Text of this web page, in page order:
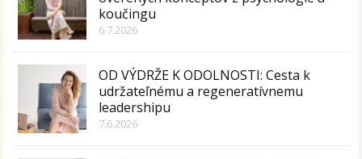
koučingu
6.7.2026
OD VÝDRŽE K ODOLNOSTI: Cesta k
udržateľnému a regeneratívnemu
leadershipu
7.6.2026